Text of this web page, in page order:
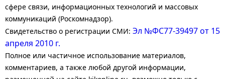
сфере связи, информационных технологий и массовых
коммуникаций (Роскомнадзор).
Свидетельство о регистрации СМИ: Эл №ФС77-39497 от 15
апреля 2010 г.
Полное или частичное использование материалов,
комментариев, а также любой другой информации,